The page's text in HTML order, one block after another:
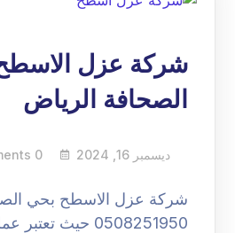
شركة عزل
الصحافة الرياض
ديسمبر 16, 2024 0 Comments
شركة عزل الاسطح بحي
0508251950 حيث